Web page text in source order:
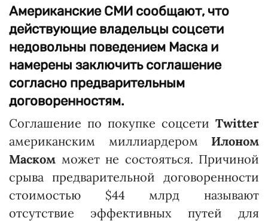
Американские СМИ сообщают, что
действующие владельцы соцсети
недовольны поведением Маска и
намерены заключить соглашение
согласно предварительным
договоренностям.
Соглашение по покупке соцсети Twitter
американским миллиардером Илоном
Маском может не состояться. Причиной
срыва предварительной договоренности
стоимостью $44 млрд называют
отсутствие эффективных путей для